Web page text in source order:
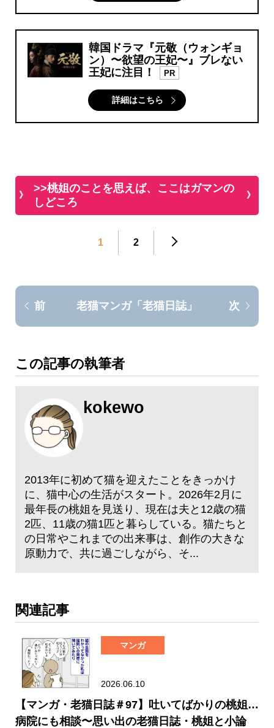
韓国ドラマ『元敬（ウォンギョ
ン）〜欲望の王妃〜』ブレない
王妃に注目！
PR
詳細はこちら
>>桃姐のことを思えば、ここはガマンの
しどころ
1 2
前 老猫マンガ「老猫日誌」 次
この記事の執筆者
kokewo
2013年に初めて猫を迎えたことをきっかけ
に、猫中心の生活がスタート。2026年2月に
最年長の桃姐を見送り、現在は夫と12歳の猫
2匹、11歳の猫1匹と暮らしている。猫たちと
の日常やこれまでの出来事は、創作の大きな
原動力で、共に過ごしながら、そ...
関連記事
マンガ
2026.06.10
【マンガ・老猫日誌＃97】吐いてばかりの桃姐…
病院にも相談〜思い出の老猫日誌・桃姐と小論